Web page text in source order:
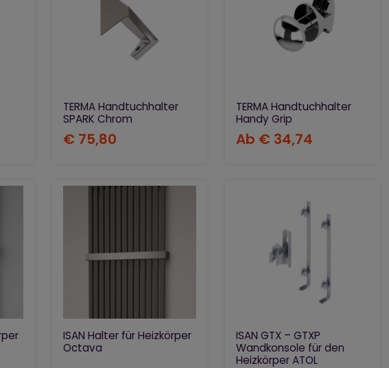
TERMA Handtuchhalter
SPARK Chrom
€ 75,80
TERMA Handtuchhalter
Handy Grip
Ab € 34,74
ISAN Halter für Heizkörper
Octava
ISAN GTX – GTXP
Wandkonsole für den
Heizkörper ATOL